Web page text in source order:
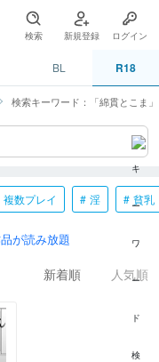
検索 新規登録 ログイン
BL R18
検索キーワード：「綿貫とこま」
複数プレイ 淫 貧乳
新着順 人気順